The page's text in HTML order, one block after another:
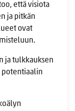
että visiota
ja pitkän
ovat
ja tulkkauksen
potentiaalin